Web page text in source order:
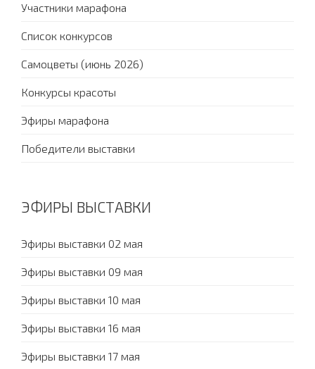
Участники марафона
Список конкурсов
Самоцветы (июнь 2026)
Конкурсы красоты
Эфиры марафона
Победители выставки
ЭФИРЫ ВЫСТАВКИ
Эфиры выставки 02 мая
Эфиры выставки 09 мая
Эфиры выставки 10 мая
Эфиры выставки 16 мая
Эфиры выставки 17 мая